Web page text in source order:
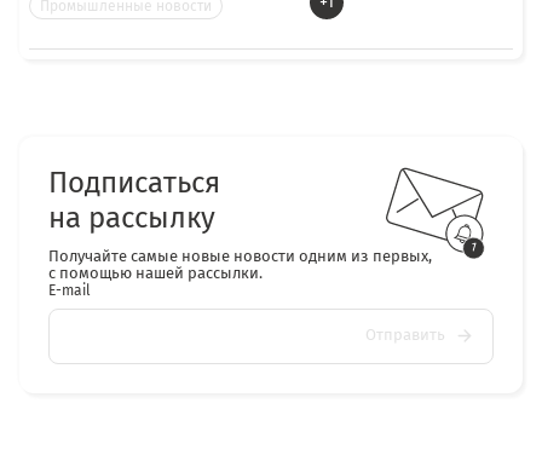
Промышленные новости
Подписаться
на рассылку
Получайте самые новые новости одним из первых,
с помощью нашей рассылки.
E-mail
Отправить